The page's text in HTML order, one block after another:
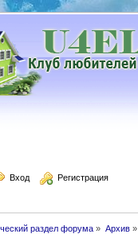
Вход Регистрация
раздел форума » Архив»